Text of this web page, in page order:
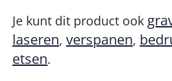
Je kunt dit product ook
laseren, verspanen,
etsen.